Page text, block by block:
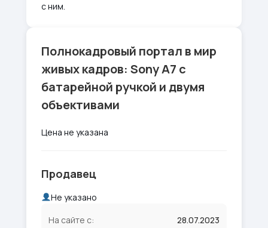
с ним.
Полнокадровый портал в мир
живых кадров: Sony A7 с
батарейной ручкой и двумя
объективами
Цена не указана
Продавец
Не указано
На сайте с:
28.07.2023